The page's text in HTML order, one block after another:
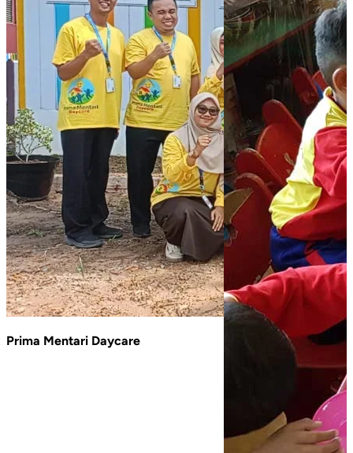
Prima Mentari Daycare